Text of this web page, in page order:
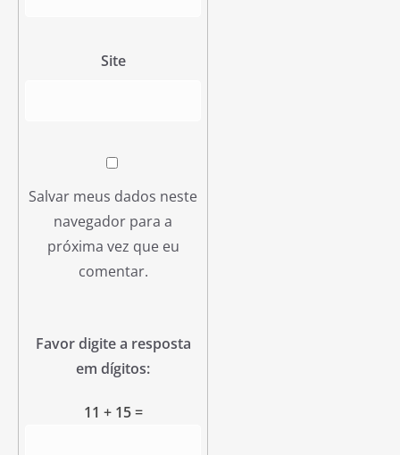
Site
Salvar meus dados neste
navegador para a
próxima vez que eu
comentar.
Favor digite a resposta
em dígitos:
11 + 15 =